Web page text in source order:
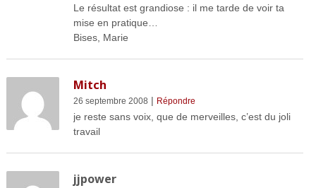
Le résultat est grandiose : il me tarde de voir ta
mise en pratique…
Bises, Marie
Mitch
26 septembre 2008 | Répondre
je reste sans voix, que de merveilles, c’est du joli
travail
jjpower